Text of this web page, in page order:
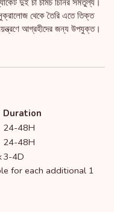
থেকে তৈরি এতে তিক্ত
আগ্রহীদের জন্য উপযুক্ত।
Duration
24-48H
24-48H
3-4D
for each additional 1